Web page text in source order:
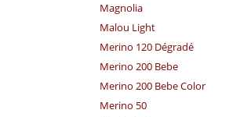
Magnolia
Malou Light
Merino 120 Dégradé
Merino 200 Bebe
Merino 200 Bebe Color
Merino 50